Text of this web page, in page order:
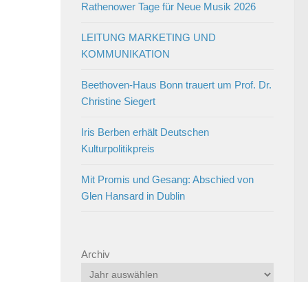
Rathenower Tage für Neue Musik 2026
LEITUNG MARKETING UND
KOMMUNIKATION
Beethoven-Haus Bonn trauert um Prof. Dr.
Christine Siegert
Iris Berben erhält Deutschen
Kulturpolitikpreis
Mit Promis und Gesang: Abschied von
Glen Hansard in Dublin
Archiv